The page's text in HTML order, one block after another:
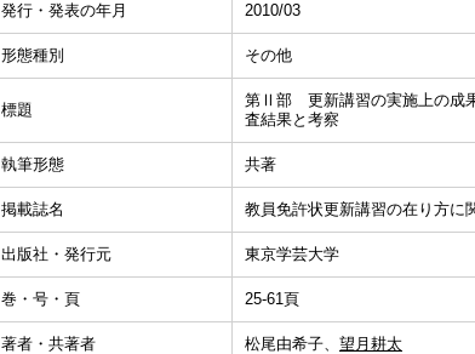
発行・発表の年月 2010/03
形態種別 その他
標題
第Ⅱ部 更新講習の実施上の成
査結果と考察
執筆形態 共著
掲載誌名 教員免許状更新講習の在り方に
出版社・発行元 東京学芸大学
巻・号・頁 25-61頁
著者・共著者 松尾由希子、 望月耕太